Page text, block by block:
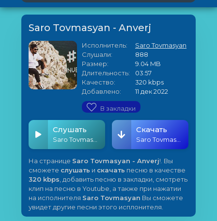
Saro Tovmasyan - Anverj
Исполнитель:
Saro Tovmasyan
Слушали:
888
Размер:
9.04 MB
Длительность:
03:57
Качество:
320 kbps
Добавлено:
11 дек 2022
В закладки
Слушать Скачать
Saro Tovmasyan - Anverj
На странице Saro Tovmasyan - Anverj!. Вы
сможете слушать и скачать песню в качестве
320 kbps , добавить песню в закладки, смотреть
клип на песню в Youtube, а также при нажатии
на исполнителя Saro Tovmasyan Вы сможете
увидет другие песни этого исплонителя.